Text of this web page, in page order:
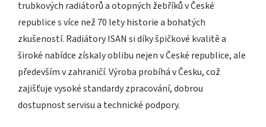
trubkových radiátorů a otopných žebříků v České
republice s více než 70 lety historie a bohatých
zkušeností. Radiátory ISAN si díky špičkové kvalitě a
široké nabídce získaly oblibu nejen v České republice, ale
především v zahraničí. Výroba probíhá v Česku, což
zajišťuje vysoké standardy zpracování, dobrou
dostupnost servisu a technické podpory.